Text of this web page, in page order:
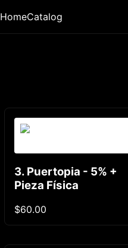
HomeCatalog
3. Puertopia - 5% +
Pieza Física
$60.00